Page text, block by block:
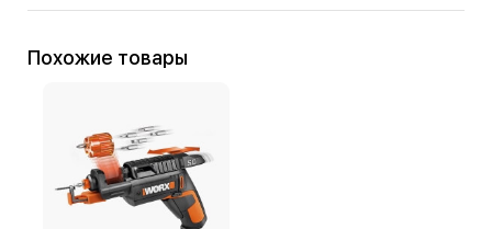
Похожие товары